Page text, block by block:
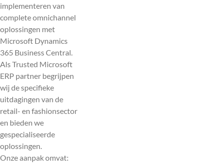
implementeren van
complete omnichannel
oplossingen met
Microsoft Dynamics
365 Business Central.
Als Trusted Microsoft
ERP partner begrijpen
wij de specifieke
uitdagingen van de
retail- en fashionsector
en bieden we
gespecialiseerde
oplossingen.
Onze aanpak omvat: